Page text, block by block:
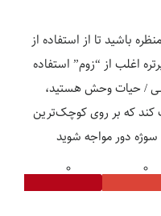
باشید تا از استفاده از
اغلب از “زوم” استفاده
/ حیات وحش هستید،
کند که بر روی کوچک‌ترین
دور مواجه شوید